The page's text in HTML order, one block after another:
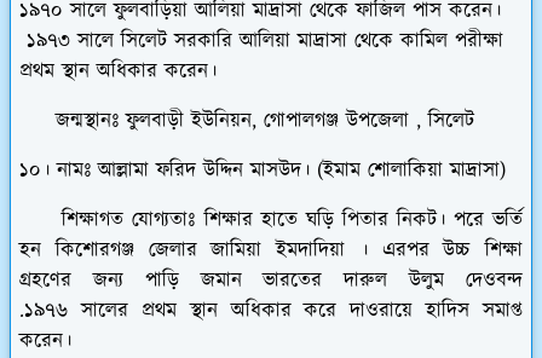
১৯৭০ সালে ফুলবাড়িয়া আলিয়া মাদ্রাসা থেকে ফাজিল পাস করেন।
১৯৭৩ সালে সিলেট সরকারি আলিয়া মাদ্রাসা থেকে কামিল পরীক্ষা
প্রথম স্থান অধিকার করেন।
জন্মস্থানঃ ফুলবাড়ী ইউনিয়ন, গোপালগঞ্জ উপজেলা , সিলেট
১০। নামঃ আল্লামা ফরিদ উদ্দিন মাসউদ। (ইমাম শোলাকিয়া মাদ্রাসা)
শিক্ষাগত যোগ্যতাঃ শিক্ষার হাতে ঘড়ি পিতার নিকট। পরে ভর্তি
হন কিশোরগঞ্জ জেলার জামিয়া ইমদাদিয়া । এরপর উচ্চ শিক্ষা
গ্রহণের জন্য পাড়ি জমান ভারতের দারুল উলুম দেওবন্দ
.১৯৭৬ সালের প্রথম স্থান অধিকার করে দাওরায়ে হাদিস সমাপ্ত
করেন।